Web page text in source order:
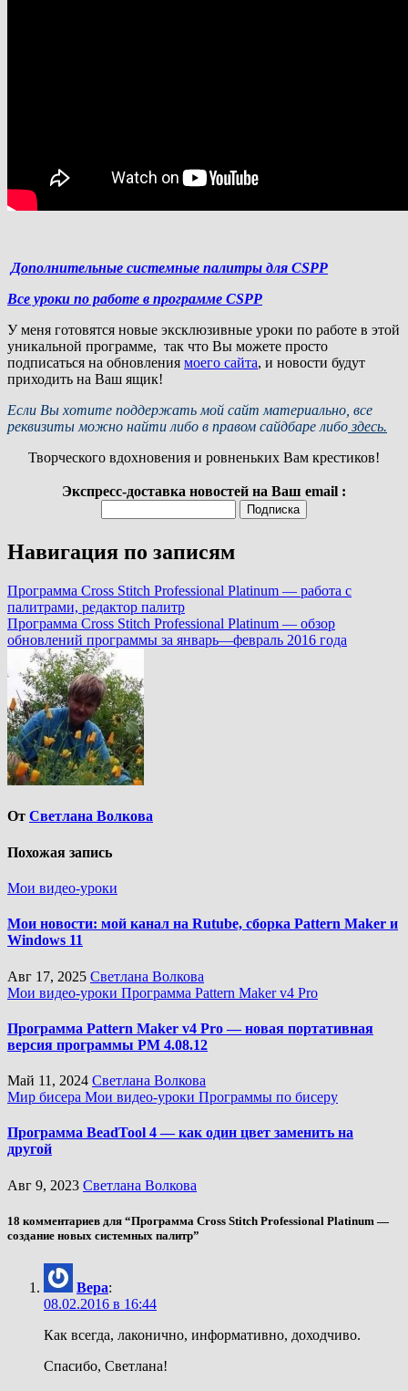
Дополнительные системные палитры для CSPP
Все уроки по работе в программе CSPP
У меня готовятся новые эксклюзивные уроки по работе в этой
уникальной программе, так что Вы можете просто
подписаться на обновления моего сайта, и новости будут
приходить на Ваш ящик!
Если Вы хотите поддержать мой сайт материально, все
реквизиты можно найти либо в правом сайдбаре либо здесь.
Творческого вдохновения и ровненьких Вам крестиков!
Экспресс-доставка новостей на Ваш email :
Навигация по записям
Программа Cross Stitch Professional Platinum — работа с
палитрами, редактор палитр
Программа Cross Stitch Professional Platinum — обзор
обновлений программы за январь—февраль 2016 года
От Светлана Волкова
Похожая запись
Мои видео-уроки
Мои новости: мой канал на Rutube, сборка Pattern Maker и
Windows 11
Авг 17, 2025 Светлана Волкова
Мои видео-уроки Программа Pattern Maker v4 Pro
Программа Pattern Maker v4 Pro — новая портативная
версия программы PM 4.08.12
Май 11, 2024 Светлана Волкова
Мир бисера Мои видео-уроки Программы по бисеру
Программа BeadTool 4 — как один цвет заменить на
другой
Авг 9, 2023 Светлана Волкова
18 комментариев для “Программа Cross Stitch Professional Platinum —
создание новых системных палитр”
Вера:
08.02.2016 в 16:44
Как всегда, лаконично, информативно, доходчиво.
Спасибо, Светлана!